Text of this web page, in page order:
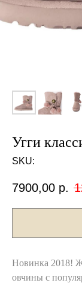
Угги
SKU:
7900,00 р.
Новинка 2018!
овчины с